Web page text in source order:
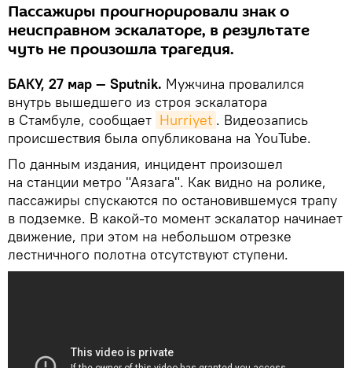
Пассажиры проигнорировали знак о
неисправном эскалаторе, в результате
чуть не произошла трагедия.
БАКУ, 27 мар — Sputnik. Мужчина провалился
внутрь вышедшего из строя эскалатора
в Стамбуле, сообщает Hurriyet . Видеозапись
происшествия была опубликована на YouTube.
По данным издания, инцидент произошел
на станции метро "Аязага". Как видно на ролике,
пассажиры спускаются по остановившемуся трапу
в подземке. В какой-то момент эскалатор начинает
движение, при этом на небольшом отрезке
лестничного полотна отсутствуют ступени.